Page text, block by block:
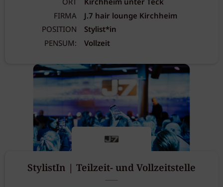
ORT
Kirchheim unter Teck
FIRMA
J.7 hair lounge Kirchheim
POSITION
Stylist*in
PENSUM:
Vollzeit
StylistIn | Teilzeit- und Vollzeitstelle